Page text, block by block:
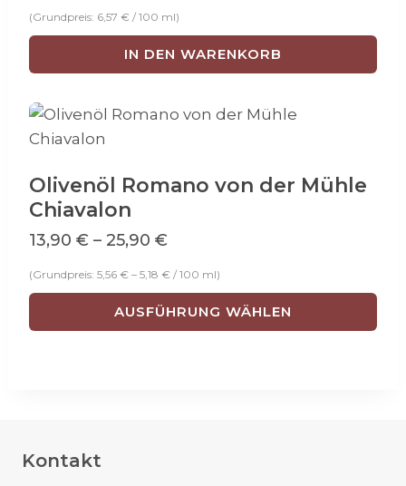
(Grundpreis: 6,57 € / 100 ml)
IN DEN WARENKORB
Olivenöl Romano von der Mühle
Chiavalon
13,90 € – 25,90 €
(Grundpreis: 5,56 € – 5,18 € / 100 ml)
AUSFÜHRUNG WÄHLEN
auf.
Kontakt